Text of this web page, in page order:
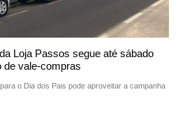
Loja Passos segue até sábado
de vale-compras
o Dia dos Pais pode aproveitar a campanha